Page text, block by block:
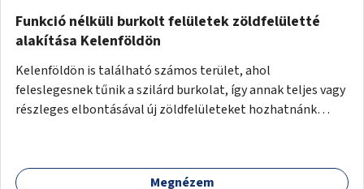
Funkció nélküli burkolt felületek zöldfelületté
alakítása Kelenföldön
Kelenföldön is található számos terület, ahol
feleslegesnek tűnik a szilárd burkolat, így annak teljes vagy
részleges elbontásával új zöldfelületeket hozhatnánk
aszfaltos területek.
Megnézem